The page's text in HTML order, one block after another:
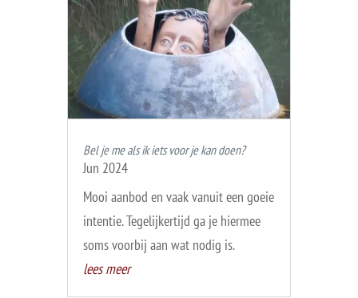
Bel je me als ik iets voor je kan doen?
Jun 2024
Mooi aanbod en vaak vanuit een goeie
intentie. Tegelijkertijd ga je hiermee
soms voorbij aan wat nodig is.
lees meer